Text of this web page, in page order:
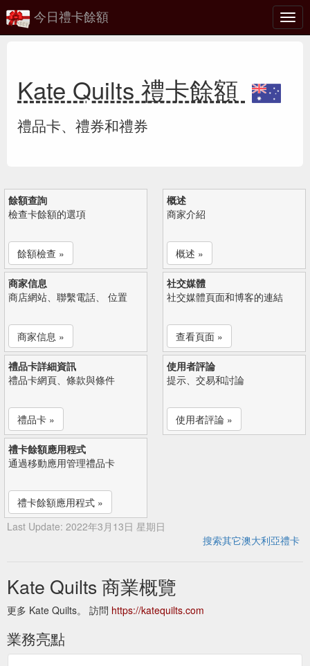
切
換
今日禮卡餘額
Kate Quilts 禮卡餘額
禮品卡、禮券和禮券
餘額查詢
檢查卡餘額的選項
餘額檢查 »
概述
商家介紹
概述 »
商家信息
商店網站、聯繫電話、 位置
商家信息 »
社交媒體
社交媒體頁面和博客的連結
查看頁面 »
禮品卡詳細資訊
禮品卡網頁、條款與條件
禮品卡 »
使用者評論
提示、交易和討論
使用者評論 »
禮卡餘額應用程式
通過移動應用管理禮品卡
禮卡餘額應用程式 »
Last Update: 2022年3月13日 星期日
搜索其它澳大利亞禮卡
Kate Quilts 商業概覽
更多 Kate Quilts。 訪問 https://katequilts.com
業務亮點